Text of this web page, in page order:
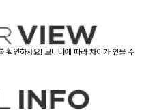
확인하세요! 모니터에 따라 차이가 있을 수